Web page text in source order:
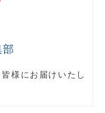
様にお届けいたし